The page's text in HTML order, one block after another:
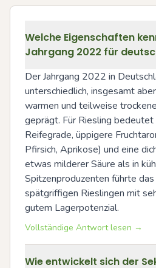
Welche Eigenschaften
Jahrgang 2022 für
Der Jahrgang 2022 in
unterschiedlich, insgesamt
warmen und teilweise
geprägt. Für Riesling
Reifegrade, üppigere
Pfirsich, Aprikose) und eine
etwas milderer Säure als in
Spitzenproduzenten führte
spätgriffigen Rieslingen mit
gutem Lagerpotenzial.
Vollständige Antwort lesen →
Wie entwickelt sich der